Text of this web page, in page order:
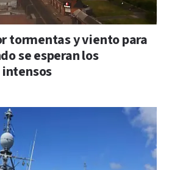
tormentas y viento para
se esperan los